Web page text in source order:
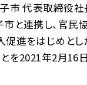
子市 代表取締役社
市と連携し、官民
促進をはじめと
とを2021年2月16